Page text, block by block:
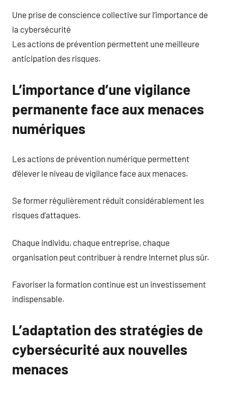
Une prise de conscience collective sur l’importance de
la cybersécurité
Les actions de prévention permettent une meilleure
anticipation des risques.
L’importance d’une vigilance
permanente face aux menaces
numériques
Les actions de prévention numérique permettent
d’élever le niveau de vigilance face aux menaces.
Se former régulièrement réduit considérablement les
risques d’attaques.
Chaque individu, chaque entreprise, chaque
organisation peut contribuer à rendre Internet plus sûr.
Favoriser la formation continue est un investissement
indispensable.
L’adaptation des stratégies de
cybersécurité aux nouvelles
menaces